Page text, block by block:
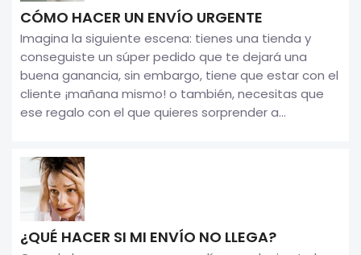
CÓMO HACER UN ENVÍO URGENTE
Imagina la siguiente escena: tienes una tienda y
conseguiste un súper pedido que te dejará una
buena ganancia, sin embargo, tiene que estar con el
cliente ¡mañana mismo! o también, necesitas que
ese regalo con el que quieres sorprender a...
¿QUÉ HACER SI MI ENVÍO NO LLEGA?